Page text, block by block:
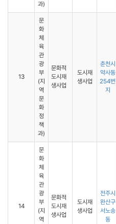
과)
13
문
화
체
육
관
광
부
(지
역
문
화
정
책
과)
문화적
도시재
생사업
도시재
생사업
춘천시
약사동
254번
지
14
문
화
체
육
관
광
부
(지
역
문화적
도시재
생사업
도시재
생사업
전주시
완산구
서노송
동